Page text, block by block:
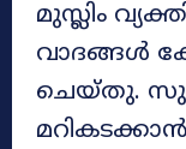
മുസ്ലിം
വാദങ്ങൾ
ചെയ്തു.